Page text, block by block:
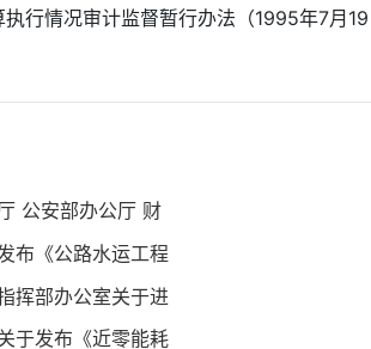
执行情况审计监督暂行办法（1995年7月
公安部办公厅 财
布《公路水运工程
挥部办公室关于进
于发布《近零能耗